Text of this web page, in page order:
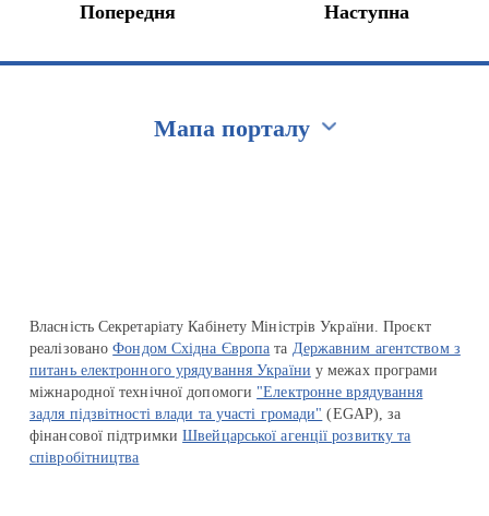
Попередня Наступна
Мапа порталу
Власність Секретаріату Кабінету Міністрів України. Проєкт
реалізованоФондом Східна Європа та Державним агентством з
питань електронного урядування України у межах програми
міжнародної технічної допомоги "Електронне врядування
задля підзвітності влади та участі громади" (EGAP), за
фінансової підтримкиШвейцарської агенції розвитку та
співробітництва